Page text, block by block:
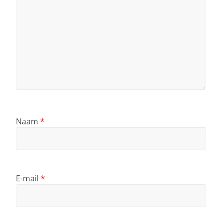
Naam *
E-mail *